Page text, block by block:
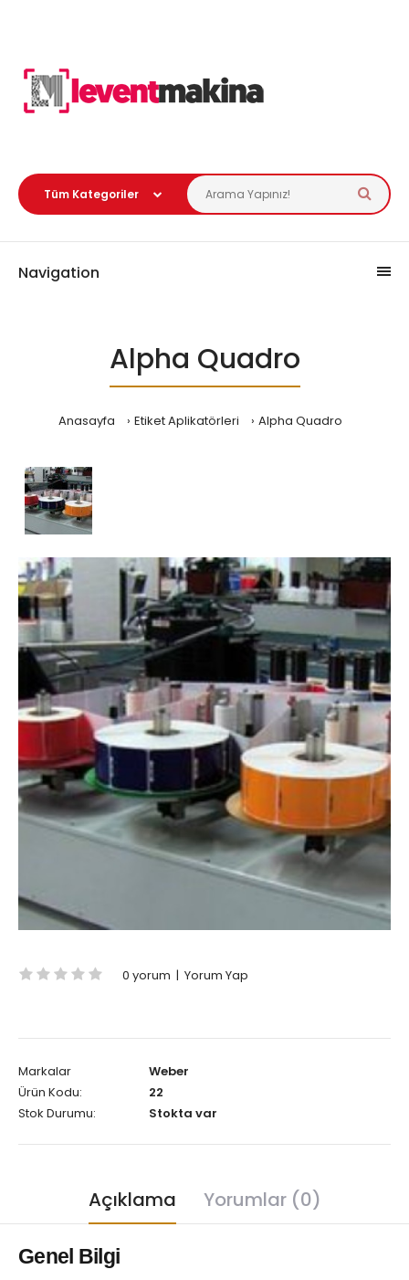
Navigation
Alpha Quadro
Anasayfa Etiket Aplikatörleri Alpha Quadro
0 yorum | Yorum Yap
Markalar
Weber
Ürün Kodu:
22
Stok Durumu:
Stokta var
Açıklama Yorumlar (0)
Genel Bilgi